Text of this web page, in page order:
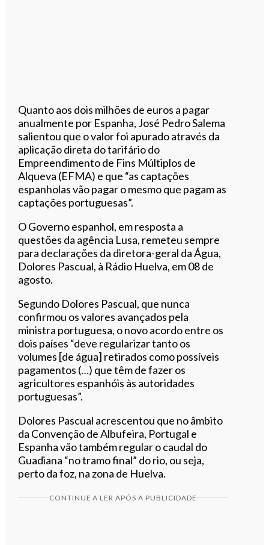
Quanto aos dois milhões de euros a pagar
anualmente por Espanha, José Pedro Salema
salientou que o valor foi apurado através da
aplicação direta do tarifário do
Empreendimento de Fins Múltiplos de
Alqueva (EFMA) e que “as captações
espanholas vão pagar o mesmo que pagam as
captações portuguesas”.
O Governo espanhol, em resposta a
questões da agência Lusa, remeteu sempre
para declarações da diretora-geral da Água,
Dolores Pascual, à Rádio Huelva, em 08 de
agosto.
Segundo Dolores Pascual, que nunca
confirmou os valores avançados pela
ministra portuguesa, o novo acordo entre os
dois países “deve regularizar tanto os
volumes [de água] retirados como possíveis
pagamentos (…) que têm de fazer os
agricultores espanhóis às autoridades
portuguesas”.
Dolores Pascual acrescentou que no âmbito
da Convenção de Albufeira, Portugal e
Espanha vão também regular o caudal do
Guadiana “no tramo final” do rio, ou seja,
perto da foz, na zona de Huelva.
CONTINUE A LER APÓS A PUBLICIDADE